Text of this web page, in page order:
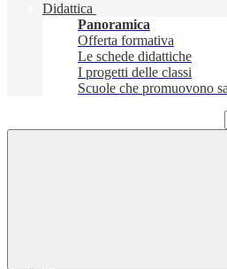
Didattica
Panoramica
Offerta formativa
Le schede didattiche
I progetti delle classi
Scuole che promuovono